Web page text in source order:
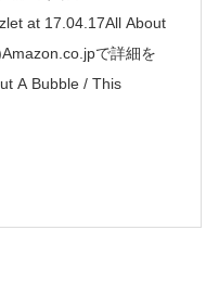
at 17.04.17All About
で詳細を
A Bubble / This